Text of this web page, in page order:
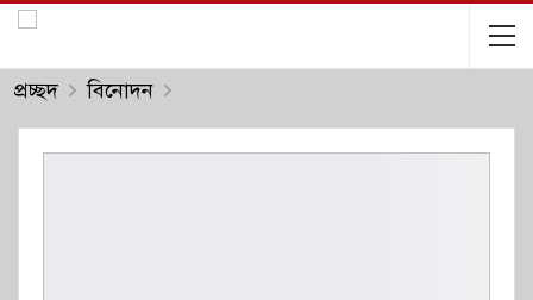
প্রচ্ছদ বিনোদন